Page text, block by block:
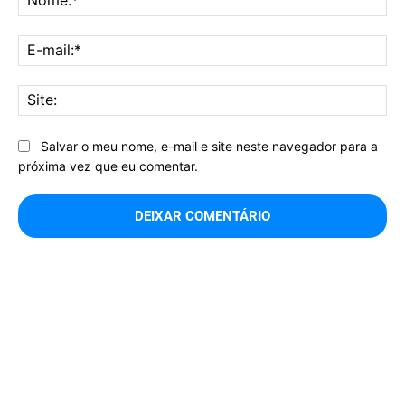
Salvar o meu nome, e-mail e site neste navegador para a
próxima vez que eu comentar.